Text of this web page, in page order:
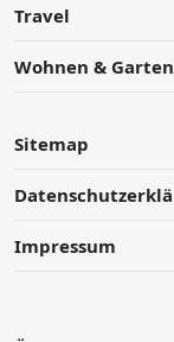
Travel
Wohnen & Garten
Sitemap
Impressum